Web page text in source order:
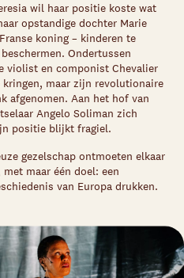
wil haar positie koste wat
opstandige dochter Marie
koning – kinderen te
Ondertussen
violist en componist Chevalier
maar zijn revolutionaire
afgenomen. Aan het hof van
Angelo Soliman zich
positie blijkt fragiel.
gezelschap ontmoeten elkaar
maar één doel: een
van Europa drukken.